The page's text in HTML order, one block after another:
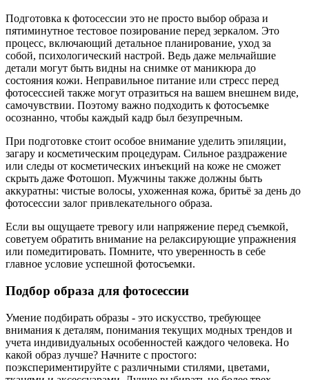
Подготовка к фотосессии это не просто выбор образа и
пятиминутное тестовое позирование перед зеркалом. Это
процесс, включающий детальное планирование, уход за
собой, психологический настрой. Ведь даже мельчайшие
детали могут быть видны на снимке от маникюра до
состояния кожи. Неправильное питание или стресс перед
фотосессией также могут отразиться на вашем внешнем виде,
самочувствии. Поэтому важно подходить к фотосъемке
осознанно, чтобы каждый кадр был безупречным.
При подготовке стоит особое внимание уделить эпиляции,
загару и косметическим процедурам. Сильное раздражение
или следы от косметических инъекций на коже не сможет
скрыть даже Фотошоп. Мужчины также должны быть
аккуратны: чистые волосы, ухоженная кожа, бритьё за день до
фотосессии залог привлекательного образа.
Если вы ощущаете тревогу или напряжение перед съемкой,
советуем обратить внимание на релаксирующие упражнения
или помедитировать. Помните, что уверенность в себе
главное условие успешной фотосъемки.
Подбор образа для фотосессии
Умение подбирать образы - это искусство, требующее
внимания к деталям, понимания текущих модных трендов и
учета индивидуальных особенностей каждого человека. Но
какой образ лучше? Начните с простого:
поэкспериментируйте с различными стилями, цветами,